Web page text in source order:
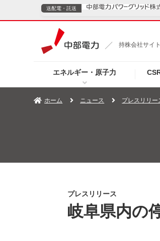
持株会社サイト
エネルギー・原子力
送配電・託送
TOPページへ
電気・
TOPページへ
ホーム ニュース プレスリリー
プレスリリース
岐阜県内の